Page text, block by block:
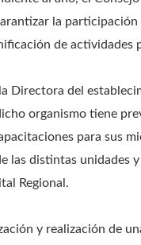
la
de actividades
Directora del
organismo tiene
para sus
las distintas
Regional.
y realización de